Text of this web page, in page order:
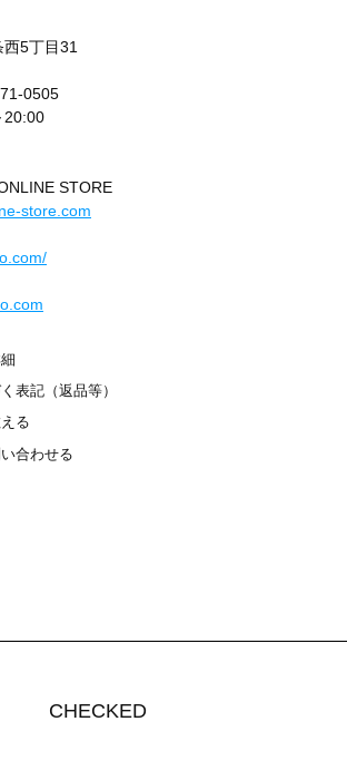
5丁目31
0505
20:00
STORE
store.com
表記（返品等）
る
合わせる
CHECKED